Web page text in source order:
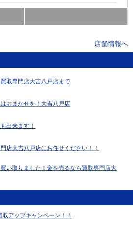
店舗情報へ
取専門店大吉八戸店まで
おまかせを！大吉八戸店
出来ます！
店大吉八戸店にお任せください！！
い取りました！金を売るなら買取専門店大
アップキャンペーン！！